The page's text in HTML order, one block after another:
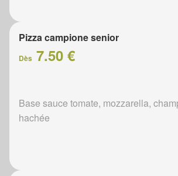
Pizza campione senior
Dès 7.50 €
Base sauce tomate, mozzarella,
hachée